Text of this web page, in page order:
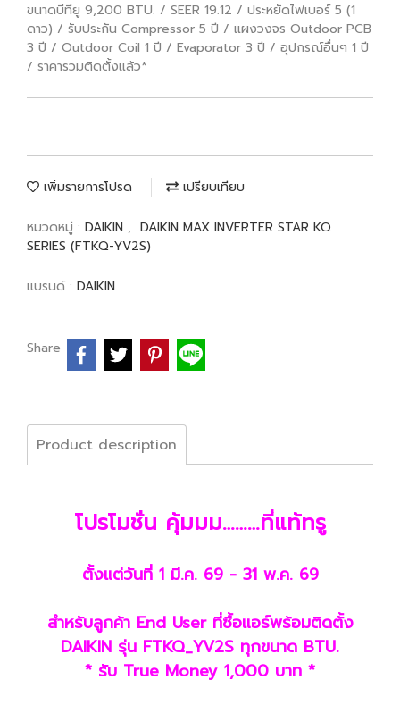
ขนาดบีทียู 9,200 BTU. / SEER 19.12 / ประหยัดไฟเบอร์ 5 (1
ดาว) / รับประกัน Compressor 5 ปี / แผงวงจร Outdoor PCB
3 ปี / Outdoor Coil 1 ปี / Evaporator 3 ปี / อุปกรณ์อื่นๆ 1 ปี
/ ราคารวมติดตั้งแล้ว*
เพิ่มรายการโปรด เปรียบเทียบ
หมวดหมู่ : DAIKIN , DAIKIN MAX INVERTER STAR KQ
SERIES (FTKQ-YV2S)
แบรนด์ : DAIKIN
Share
Product description
โปรโมชั่น คุ้มมม………ที่แท้ทรู
ตั้งแต่วันที่ 1 มี.ค. 69 - 31 พ.ค. 69
สำหรับลูกค้า End User ที่ซื้อแอร์พร้อมติดตั้ง
DAIKIN รุ่น FTKQ_YV2S ทุกขนาด BTU.
* รับ True Money 1,000 บาท *